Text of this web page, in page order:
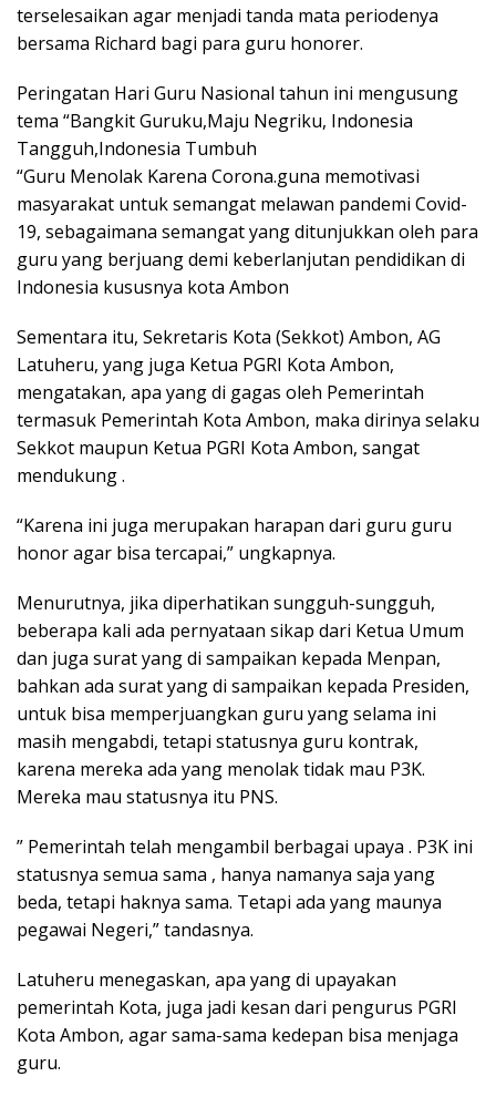
terselesaikan agar menjadi tanda mata periodenya
bersama Richard bagi para guru honorer.
Peringatan Hari Guru Nasional tahun ini mengusung
tema “Bangkit Guruku,Maju Negriku, Indonesia
Tangguh,Indonesia Tumbuh
“Guru Menolak Karena Corona.guna memotivasi
masyarakat untuk semangat melawan pandemi Covid-
19, sebagaimana semangat yang ditunjukkan oleh para
guru yang berjuang demi keberlanjutan pendidikan di
Indonesia kususnya kota Ambon
Sementara itu, Sekretaris Kota (Sekkot) Ambon, AG
Latuheru, yang juga Ketua PGRI Kota Ambon,
mengatakan, apa yang di gagas oleh Pemerintah
termasuk Pemerintah Kota Ambon, maka dirinya selaku
Sekkot maupun Ketua PGRI Kota Ambon, sangat
mendukung .
“Karena ini juga merupakan harapan dari guru guru
honor agar bisa tercapai,” ungkapnya.
Menurutnya, jika diperhatikan sungguh-sungguh,
beberapa kali ada pernyataan sikap dari Ketua Umum
dan juga surat yang di sampaikan kepada Menpan,
bahkan ada surat yang di sampaikan kepada Presiden,
untuk bisa memperjuangkan guru yang selama ini
masih mengabdi, tetapi statusnya guru kontrak,
karena mereka ada yang menolak tidak mau P3K.
Mereka mau statusnya itu PNS.
” Pemerintah telah mengambil berbagai upaya . P3K ini
statusnya semua sama , hanya namanya saja yang
beda, tetapi haknya sama. Tetapi ada yang maunya
pegawai Negeri,” tandasnya.
Latuheru menegaskan, apa yang di upayakan
pemerintah Kota, juga jadi kesan dari pengurus PGRI
Kota Ambon, agar sama-sama kedepan bisa menjaga
guru.